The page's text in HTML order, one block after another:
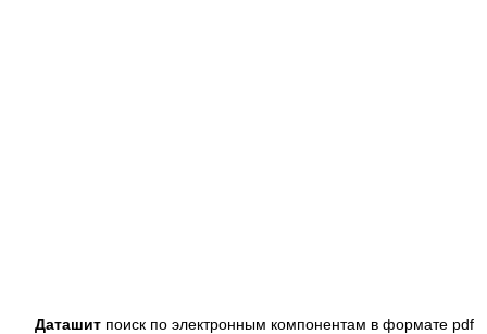
Даташит поиск по электронным компонентам в формате pdf